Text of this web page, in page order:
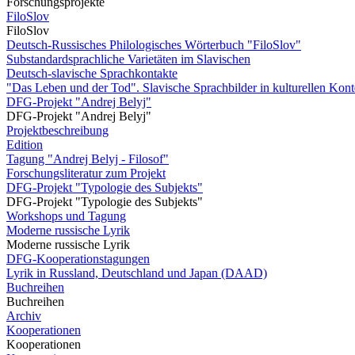
FiloSlov
FiloSlov
Deutsch-Russisches Philologisches Wörterbuch "FiloSlov"
Substandardsprachliche Varietäten im Slavischen
Deutsch-slavische Sprachkontakte
"Das Leben und der Tod". Slavische Sprachbilder in kulturellen
DFG-Projekt "Andrej Belyj"
DFG-Projekt "Andrej Belyj"
Projektbeschreibung
Edition
Tagung "Andrej Belyj - Filosof"
Forschungsliteratur zum Projekt
DFG-Projekt "Typologie des Subjekts"
DFG-Projekt "Typologie des Subjekts"
Workshops und Tagung
Moderne russische Lyrik
Moderne russische Lyrik
DFG-Kooperationstagungen
Lyrik in Russland, Deutschland und Japan (DAAD)
Buchreihen
Buchreihen
Archiv
Kooperationen
Kooperationen